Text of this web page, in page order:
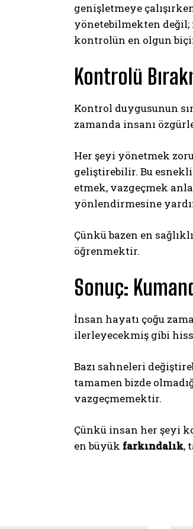
genişletmeye
yönetebilmekten değil;
kontrolün en olgun
Kontrolü
Kontrol duygusunun
zamanda insanı
Her şeyi yönetmek
geliştirebilir. Bu
etmek, vazgeçmek
yönlendirmesine
Çünkü bazen en
öğrenmektir.
Sonuç:
İnsan hayatı çoğu
ilerleyecekmiş gibi
Bazı sahneleri
tamamen bizde
vazgeçmemektir.
Çünkü insan her şeyi
en büyük farkındalık,